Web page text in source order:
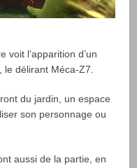
voit l’apparition d’un
le délirant Méca-Z7.
du jardin, un espace
son personnage ou
aussi de la partie, en